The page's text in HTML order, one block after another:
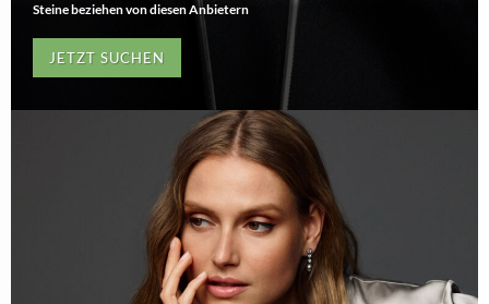
Steine beziehen von diesen Anbietern
JETZT SUCHEN